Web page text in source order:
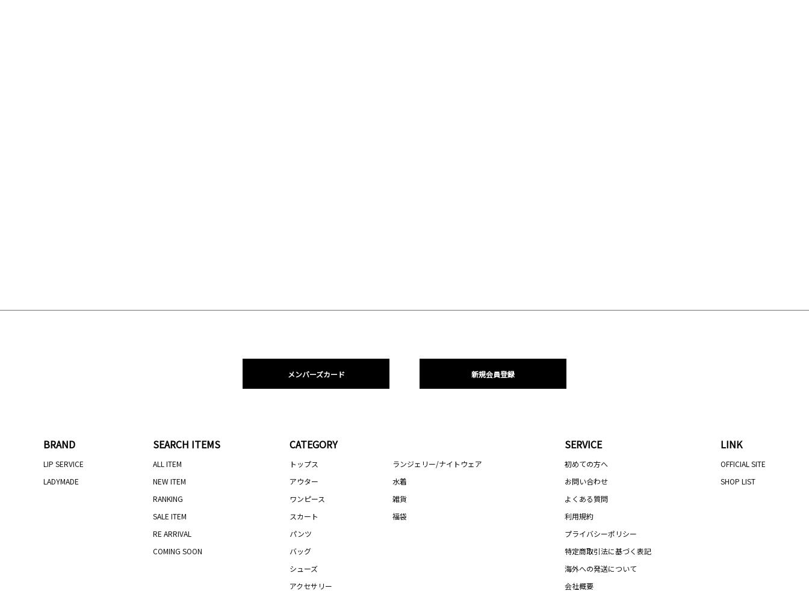
メンバーズカード 新規会員登録
BRAND
LIP SERVICE
LADYMADE
SEARCH ITEMS
ALL ITEM
NEW ITEM
RANKING
SALE ITEM
RE ARRIVAL
COMING SOON
CATEGORY
トップス
アウター
ワンピース
スカート
パンツ
バッグ
シューズ
アクセサリー
ランジェリー/ナイトウェア
水着
雑貨
福袋
SERVICE
初めての方へ
お問い合わせ
よくある質問
利用規約
プライバシーポリシー
特定商取引法に基づく表記
海外への発送について
会社概要
LINK
OFFICIAL SITE
SHOP LIST